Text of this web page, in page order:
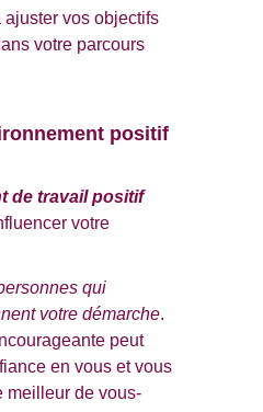
vos objectifs
votre parcours
positif
de travail positif
votre
qui
votre démarche.
peut
en vous et vous
meilleur de vous-